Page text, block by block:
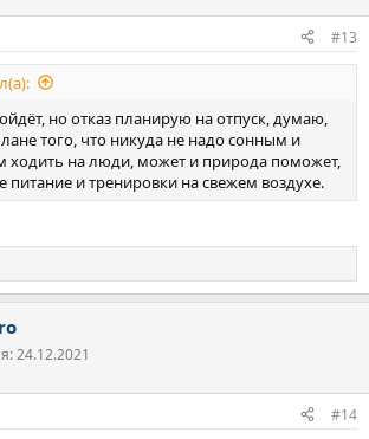
#13
но отказ планирую на отпуск, думаю,
того, что никуда не надо сонным и
ходить на люди, может и природа поможет,
питание и тренировки на свежем воздухе.
24.12.2021
#14